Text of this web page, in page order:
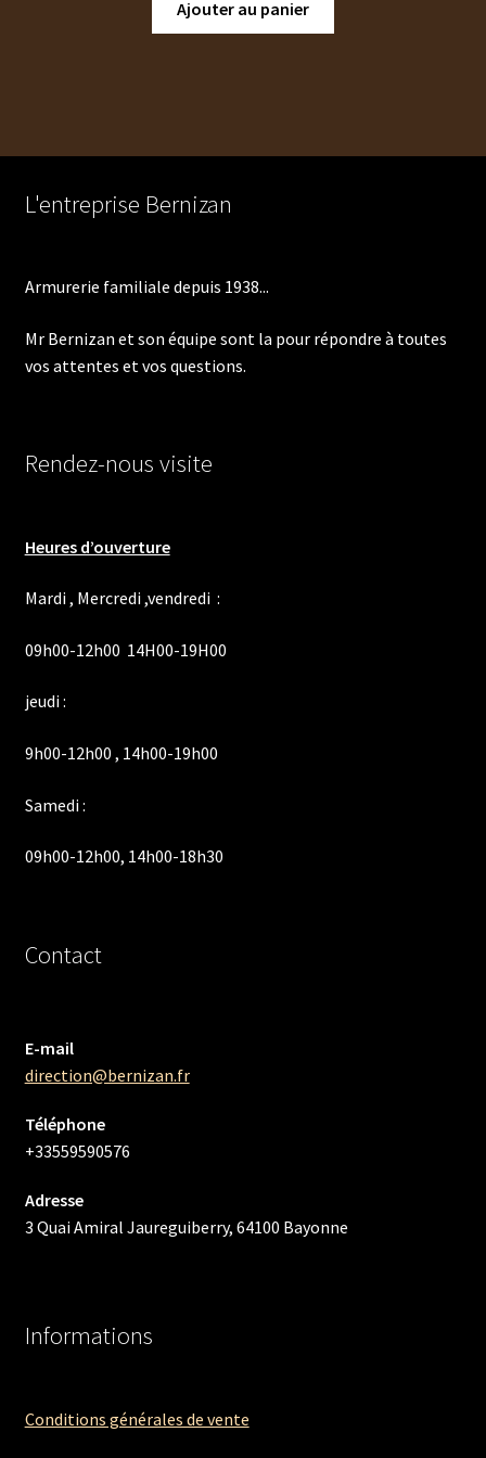
Ajouter au panier
L'entreprise Bernizan
Armurerie familiale depuis 1938...
Mr Bernizan et son équipe sont la pour répondre à toutes
vos attentes et vos questions.
Rendez-nous visite
Heures d’ouverture
Mardi , Mercredi ,vendredi :
09h00-12h00 14H00-19H00
jeudi :
9h00-12h00 , 14h00-19h00
Samedi :
09h00-12h00, 14h00-18h30
Contact
E-mail
direction@bernizan.fr
Téléphone
+33559590576
Adresse
3 Quai Amiral Jaureguiberry, 64100 Bayonne
Informations
Conditions générales de vente